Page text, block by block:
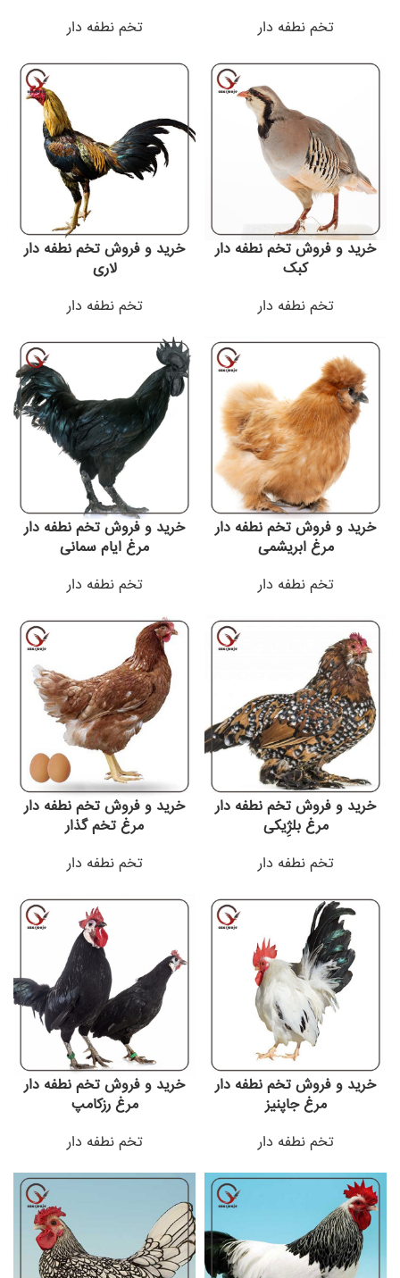
تخم نطفه دار
تخم نطفه دار
خرید و فروش تخم نطفه دار
کبک
تخم نطفه دار
خرید و فروش تخم نطفه دار
لاری
تخم نطفه دار
خرید و فروش تخم نطفه دار
مرغ ابریشمی
تخم نطفه دار
خرید و فروش تخم نطفه دار
مرغ ایام سمانی
تخم نطفه دار
خرید و فروش تخم نطفه دار
مرغ بلژِیکی
تخم نطفه دار
خرید و فروش تخم نطفه دار
مرغ تخم گذار
تخم نطفه دار
خرید و فروش تخم نطفه دار
مرغ جاپنیز
تخم نطفه دار
خرید و فروش تخم نطفه دار
مرغ رزکامپ
تخم نطفه دار